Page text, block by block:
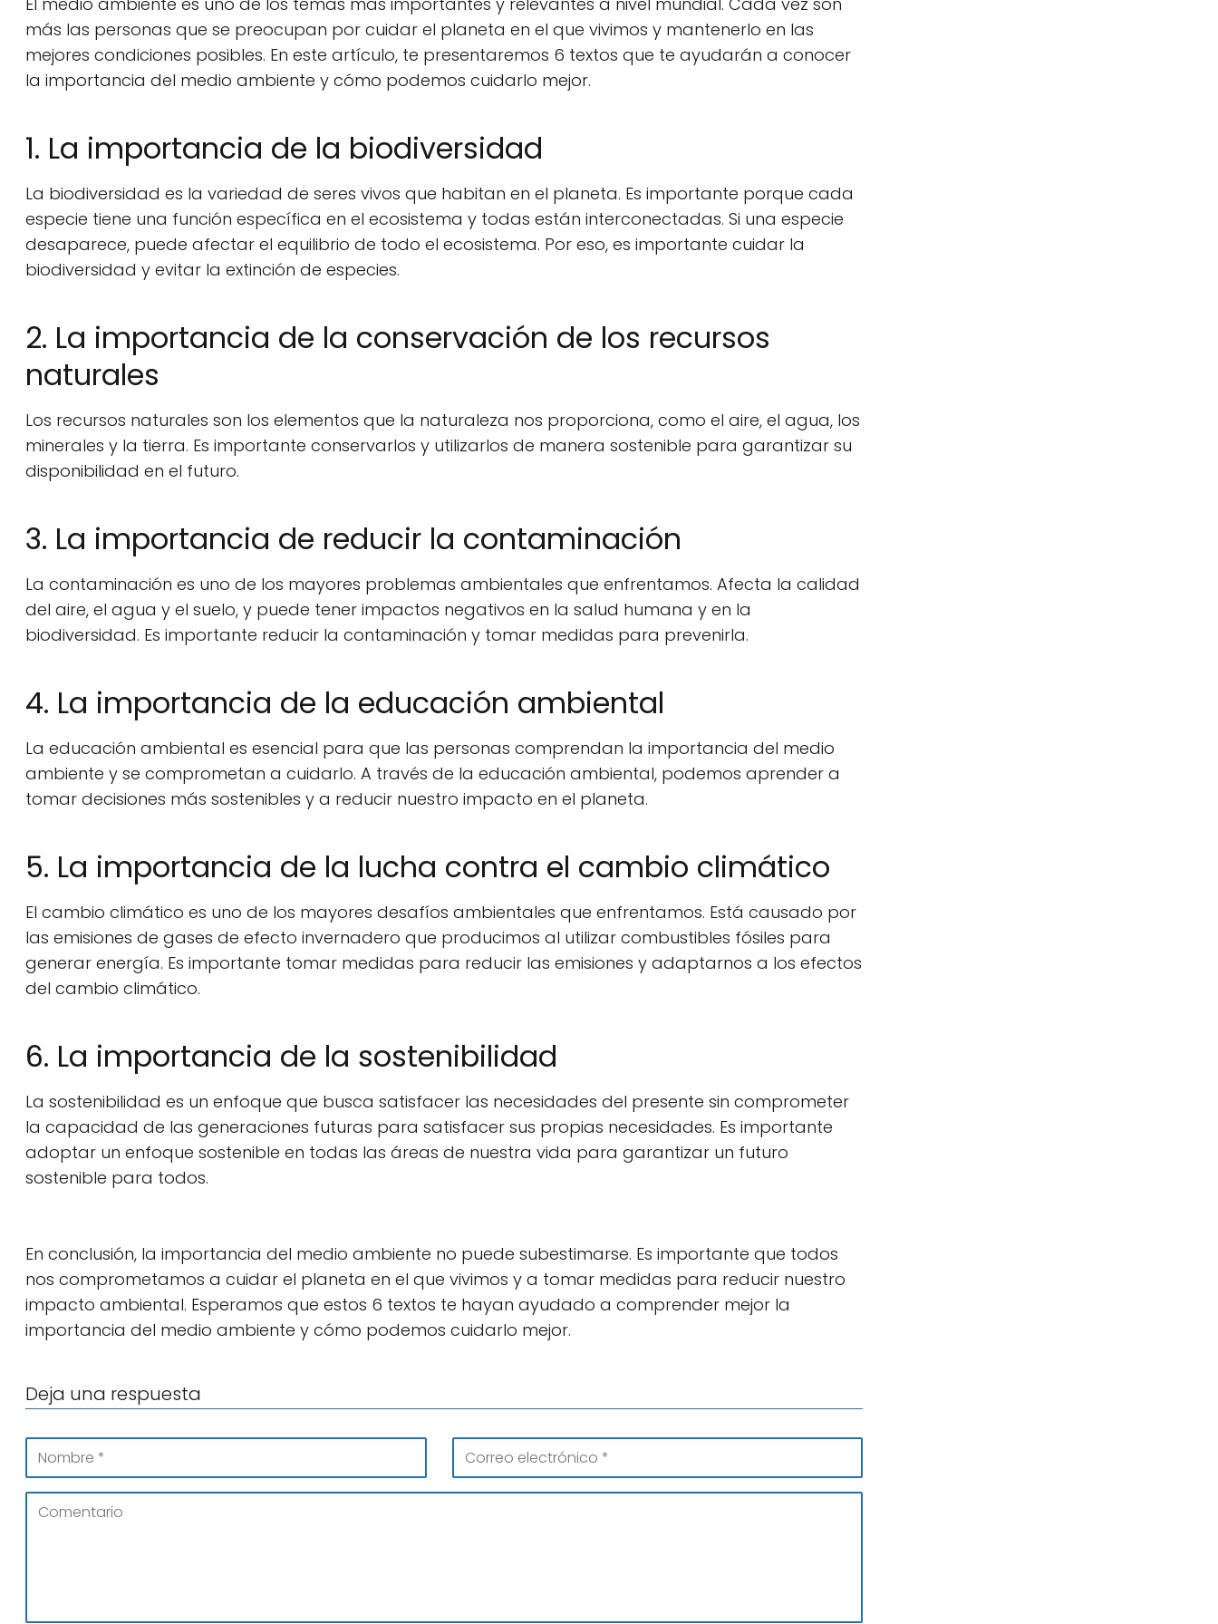
más las personas que se preocupan por cuidar el planeta en el que vivimos y mantenerlo en las
mejores condiciones posibles. En este artículo, te presentaremos 6 textos que te ayudarán a conocer
la importancia del medio ambiente y cómo podemos cuidarlo mejor.
1. La importancia de la biodiversidad
La biodiversidad es la variedad de seres vivos que habitan en el planeta. Es importante porque cada
especie tiene una función específica en el ecosistema y todas están interconectadas. Si una especie
desaparece, puede afectar el equilibrio de todo el ecosistema. Por eso, es importante cuidar la
biodiversidad y evitar la extinción de especies.
2. La importancia de la conservación de los recursos
naturales
Los recursos naturales son los elementos que la naturaleza nos proporciona, como el aire, el agua, los
minerales y la tierra. Es importante conservarlos y utilizarlos de manera sostenible para garantizar su
disponibilidad en el futuro.
3. La importancia de reducir la contaminación
La contaminación es uno de los mayores problemas ambientales que enfrentamos. Afecta la calidad
del aire, el agua y el suelo, y puede tener impactos negativos en la salud humana y en la
biodiversidad. Es importante reducir la contaminación y tomar medidas para prevenirla.
4. La importancia de la educación ambiental
La educación ambiental es esencial para que las personas comprendan la importancia del medio
ambiente y se comprometan a cuidarlo. A través de la educación ambiental, podemos aprender a
tomar decisiones más sostenibles y a reducir nuestro impacto en el planeta.
5. La importancia de la lucha contra el cambio climático
El cambio climático es uno de los mayores desafíos ambientales que enfrentamos. Está causado por
las emisiones de gases de efecto invernadero que producimos al utilizar combustibles fósiles para
generar energía. Es importante tomar medidas para reducir las emisiones y adaptarnos a los efectos
del cambio climático.
6. La importancia de la sostenibilidad
La sostenibilidad es un enfoque que busca satisfacer las necesidades del presente sin comprometer
la capacidad de las generaciones futuras para satisfacer sus propias necesidades. Es importante
adoptar un enfoque sostenible en todas las áreas de nuestra vida para garantizar un futuro
sostenible para todos.
En conclusión, la importancia del medio ambiente no puede subestimarse. Es importante que todos
nos comprometamos a cuidar el planeta en el que vivimos y a tomar medidas para reducir nuestro
impacto ambiental. Esperamos que estos 6 textos te hayan ayudado a comprender mejor la
importancia del medio ambiente y cómo podemos cuidarlo mejor.
Deja una respuesta